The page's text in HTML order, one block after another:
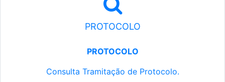
PROTOCOLO
PROTOCOLO
Consulta Tramitação de Protocolo.